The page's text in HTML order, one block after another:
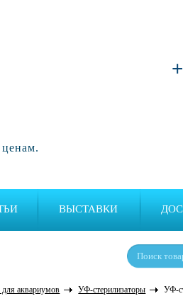
ВЫСТАВКИ
аквариумов УФ-стерилизаторы УФ-